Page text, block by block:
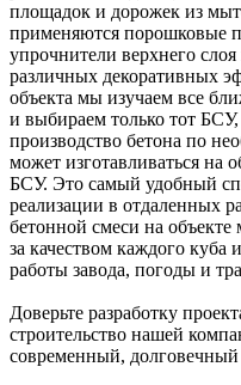
площадок и дорожек из
применяются порошковые
упрочнители верхнего
различных декоративных
объекта мы изучаем все
и выбираем только тот БСУ,
производство бетона по
может изготавливаться
БСУ. Это самый удобный
реализации в отдаленных
бетонной смеси на
за качеством каждого куба
работы завода, погоды и
Доверьте разработку
строительство нашей
современный,